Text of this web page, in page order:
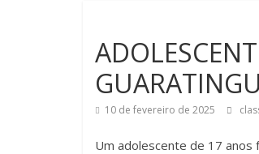
10 de fevereiro de 2025
Um adolescente de 17